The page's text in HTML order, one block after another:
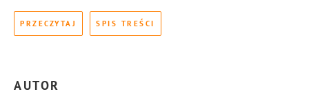
PRZECZYTAJ SPIS TREŚCI
AUTOR